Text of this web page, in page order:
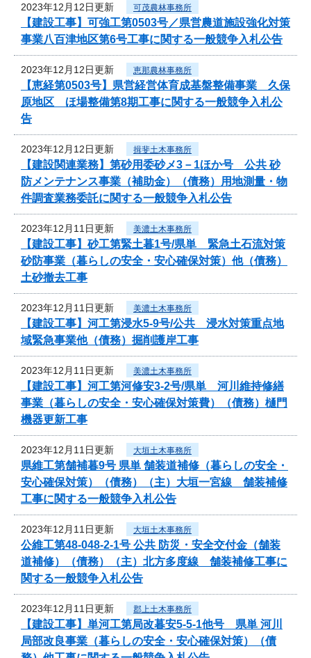
2023年12月12日更新 可茂農林事務所
【建設工事】可強工第0503号／県営農道施設強化対策
事業八百津地区第6号工事に関する一般競争入札公告
2023年12月12日更新 恵那農林事務所
【恵経第0503号】県営経営体育成基盤整備事業 久保
原地区 ほ場整備第8期工事に関する一般競争入札公
告
2023年12月12日更新 揖斐土木事務所
【建設関連業務】第砂用委砂メ3－1ほか号 公共 砂
防メンテナンス事業（補助金）（債務）用地測量・物
件調査業務委託に関する一般競争入札公告
2023年12月11日更新 美濃土木事務所
【建設工事】砂工第緊土暮1号/県単 緊急土石流対策
砂防事業（暮らしの安全・安心確保対策）他（債務）
土砂撤去工事
2023年12月11日更新 美濃土木事務所
【建設工事】河工第浸水5-9号/公共 浸水対策重点地
域緊急事業他（債務）掘削護岸工事
2023年12月11日更新 美濃土木事務所
【建設工事】河工第河修安3-2号/県単 河川維持修繕
事業（暮らしの安全・安心確保対策費）（債務）樋門
機器更新工事
2023年12月11日更新 大垣土木事務所
県維工第舗補暮9号 県単 舗装道補修（暮らしの安全・
安心確保対策）（債務）（主）大垣一宮線 舗装補修
工事に関する一般競争入札公告
2023年12月11日更新 大垣土木事務所
公維工第48-048-2-1号 公共 防災・安全交付金（舗装
道補修）（債務）（主）北方多度線 舗装補修工事に
関する一般競争入札公告
2023年12月11日更新 郡上土木事務所
【建設工事】単河工第局改暮安5-5-1他号 県単 河川
局部改良事業（暮らしの安全・安心確保対策）（債